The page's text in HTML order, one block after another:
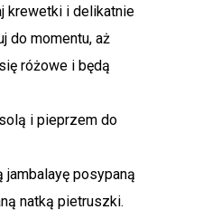
krewetki i delikatnie
do momentu, aż
różowe i będą
i pieprzem do
jambalayę posypaną
natką pietruszki.